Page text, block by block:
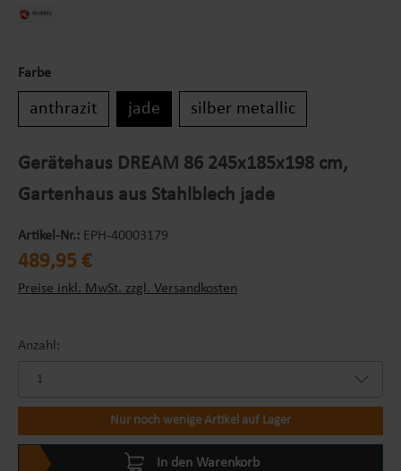
Farbe
anthrazit jade silber metallic
Gerätehaus DREAM 86 245x185x198 cm,
Gartenhaus aus Stahlblech jade
Artikel-Nr.: EPH-40003179
Regulärer Preis:
489,95 €
Preise inkl. MwSt. zzgl. Versandkosten
Anzahl:
Nur noch wenige Artikel auf Lager
In den Warenkorb